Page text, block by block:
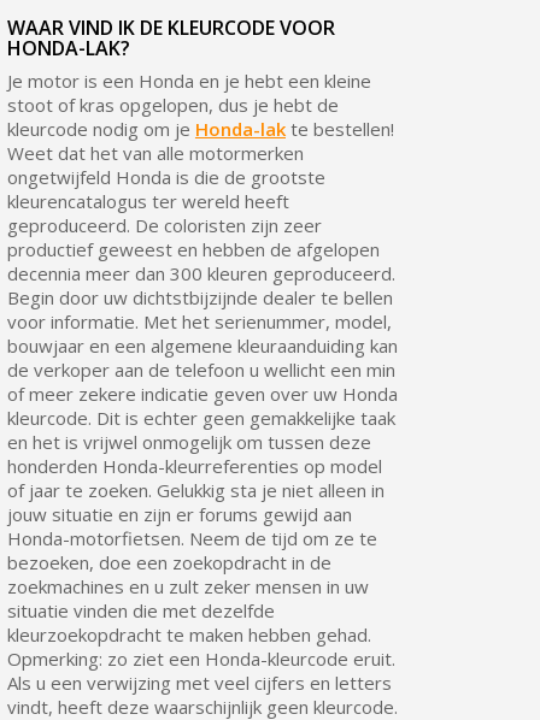
5€ korting op de eerste bestelling
10€ shopping voucher voor elke verwijzing
Schrijf je in voor de nieuwsbrief: €5 korting
WAAR VIND IK DE KLEURCODE VOOR
HONDA-LAK?
Je motor is een Honda en je hebt een kleine
stoot of kras opgelopen, dus je hebt de
kleurcode nodig om je Honda-lakte bestellen!
Weet dat het van alle motormerken
ongetwijfeld Honda is die de grootste
kleurencatalogus ter wereld heeft
geproduceerd. De coloristen zijn zeer
productief geweest en hebben de afgelopen
decennia meer dan 300 kleuren geproduceerd.
Begin door uw dichtstbijzijnde dealer te bellen
voor informatie. Met het serienummer, model,
bouwjaar en een algemene kleuraanduiding kan
de verkoper aan de telefoon u wellicht een min
of meer zekere indicatie geven over uw Honda
kleurcode. Dit is echter geen gemakkelijke taak
en het is vrijwel onmogelijk om tussen deze
honderden Honda-kleurreferenties op model
of jaar te zoeken. Gelukkig sta je niet alleen in
jouw situatie en zijn er forums gewijd aan
Honda-motorfietsen. Neem de tijd om ze te
bezoeken, doe een zoekopdracht in de
zoekmachines en u zult zeker mensen in uw
situatie vinden die met dezelfde
kleurzoekopdracht te maken hebben gehad.
Opmerking: zo ziet een Honda-kleurcode eruit.
Als u een verwijzing met veel cijfers en letters
vindt, heeft deze waarschijnlijk geen kleurcode.